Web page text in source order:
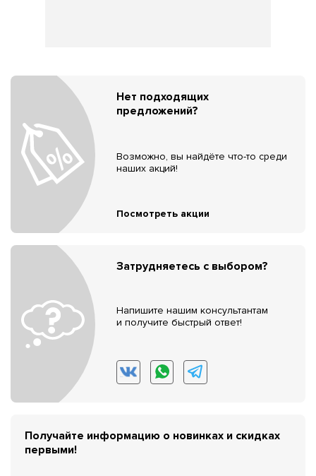
Нет подходящих
предложений?
Возможно, вы найдёте что-то среди
наших акций!
Посмотреть акции
Затрудняетесь с выбором?
Напишите нашим консультантам
и получите быстрый ответ!
Получайте информацию о новинках и скидках
первыми!